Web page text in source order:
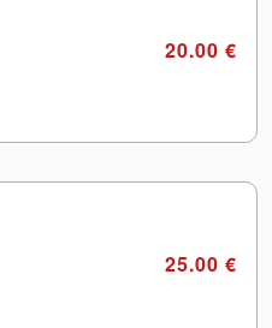
20.00 €
25.00 €